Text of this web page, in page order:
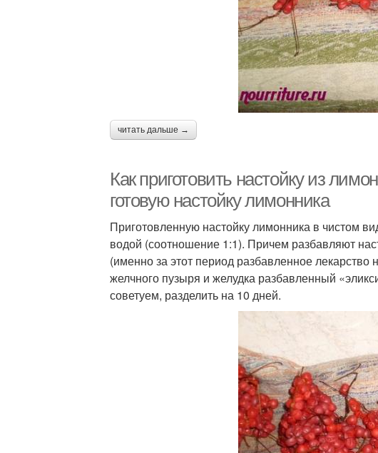
читать дальше →
Как приготовить настойку из
готовую настойку лимонника
Приготовленную настойку лимонника в чистом
водой (соотношение 1:1). Причем разбавляют
(именно за этот период разбавленное
желчного пузыря и желудка разбавленный
советуем, разделить на 10 дней.